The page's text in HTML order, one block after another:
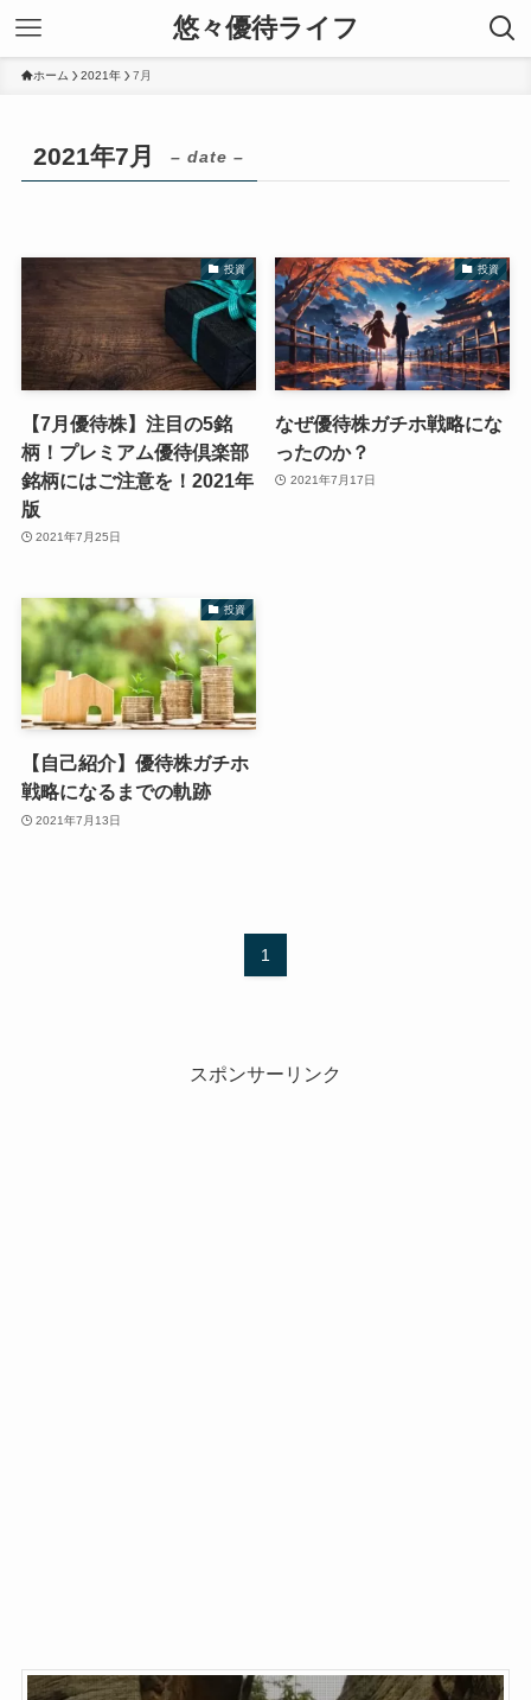
悠々優待ライフ
ホーム 2021年 7月
2021年7月 – date –
投資
【7月優待株】注目の5銘
柄！プレミアム優待倶楽部
銘柄にはご注意を！2021年
版
2021年7月25日
投資
なぜ優待株ガチホ戦略にな
ったのか？
2021年7月17日
投資
【自己紹介】優待株ガチホ
戦略になるまでの軌跡
2021年7月13日
1
スポンサーリンク